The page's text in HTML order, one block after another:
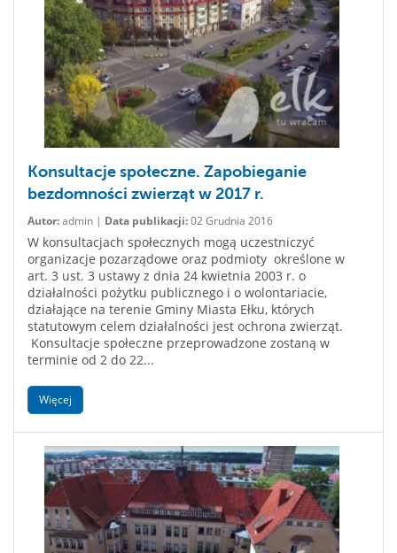
Konsultacje społeczne. Zapobieganie
bezdomności zwierząt w 2017 r.
Autor:admin | Data publikacji:02 Grudnia 2016
W konsultacjach społecznych mogą uczestniczyć
organizacje pozarządowe oraz podmioty określone w
art. 3 ust. 3 ustawy z dnia 24 kwietnia 2003 r. o
działalności pożytku publicznego i o wolontariacie,
działające na terenie Gminy Miasta Ełku, których
statutowym celem działalności jest ochrona zwierząt.
Konsultacje społeczne przeprowadzone zostaną w
terminie od 2 do 22...
Więcej